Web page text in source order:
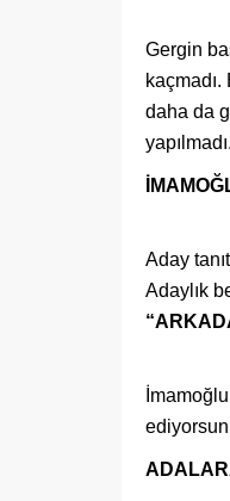
Gergin
daha da
yapılmadı.
Aday
Adaylık